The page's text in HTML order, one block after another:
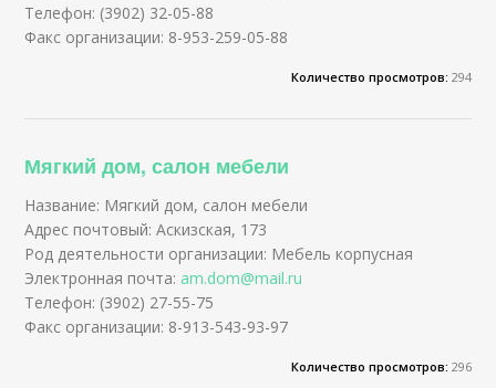
Телефон: (3902) 32-05-88
Факс организации: 8-953-259-05-88
Количество просмотров: 294
Мягкий дом, салон мебели
Название: Мягкий дом, салон мебели
Адрес почтовый: Аскизская, 173
Род деятельности организации: Мебель корпусная
Электронная почта: am.dom@mail.ru
Телефон: (3902) 27-55-75
Факс организации: 8-913-543-93-97
Количество просмотров: 296